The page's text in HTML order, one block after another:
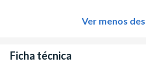
Ver menos
Ficha técnica